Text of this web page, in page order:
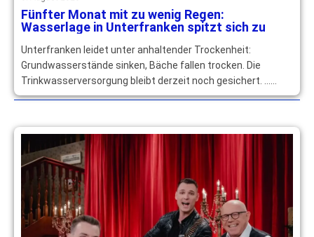
Fünfter Monat mit zu wenig Regen:
Wasserlage in Unterfranken spitzt sich zu
Unterfranken leidet unter anhaltender Trockenheit:
Grundwasserstände sinken, Bäche fallen trocken. Die
Trinkwasserversorgung bleibt derzeit noch gesichert. …
mehr